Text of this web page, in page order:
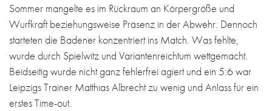
Sommer mangelte es im Rückraum an Körpergröße und
Wurfkraft beziehungsweise Präsenz in der Abwehr. Dennoch
starteten die Badener konzentriert ins Match. Was fehlte,
wurde durch Spielwitz und Variantenreichtum wettgemacht.
Beidseitig wurde nicht ganz fehlerfrei agiert und ein 5:6 war
Leipzigs Trainer Matthias Albrecht zu wenig und Anlass für ein
erstes Time-out.